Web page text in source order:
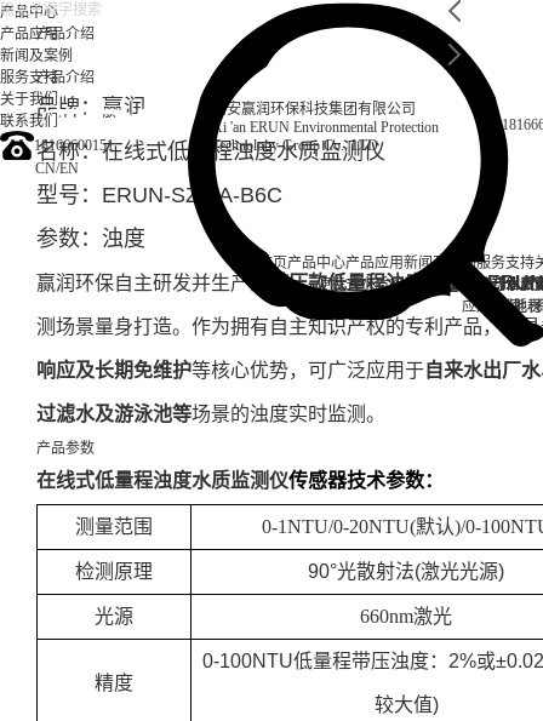
西安赢润环保科技集团有限公司
Xi 'an ERUN Environmental Protection
Technology Group Co., LTD
首页产品中心
便携式水质检测仪
实验室台式水质
试剂耗材
产品应用
循环冷却水饮
地
新闻及案例
企业资讯行业资
应用案例
服务支持
售后
产品中心
产品应用
新闻及案例
服务支持
关于我们
联系我们
18166600151
CN/EN
产品介绍
产品介绍
品牌：赢润
名称：在线式低量程浊度水质监测仪
型号：ERUN-SZ4-A-B6C
参数：浊度
赢润环保自主研发并生产的 带压款低量程浊度传感器
测场景量身打造。作为拥有自主知识产权的专利产品，其
响应及长期免维护等核心优势，可广泛应用于自来水出厂
过滤水及游泳池等场景的浊度实时监测。
产品参数
在线式低量程浊度水质监测仪传感器技术参数：
测量范围 0-1NTU/0-20NTU(默认)/0-
检测原理 90°光散射法(激光光源)
光源 660nm激光
精度
0-100NTU低量程带压浊度： 2%或±
较大值)